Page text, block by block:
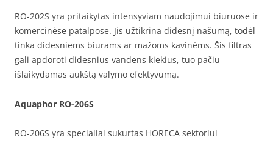
RO-202S yra pritaikytas intensyviam naudojimui biuruose ir
komercinėse patalpose. Jis užtikrina didesnį našumą, todėl
tinka didesniems biurams ar mažoms kavinėms. Šis filtras
gali apdoroti didesnius vandens kiekius, tuo pačiu
išlaikydamas aukštą valymo efektyvumą.
Aquaphor RO-206S
RO-206S yra specialiai sukurtas HORECA sektoriui